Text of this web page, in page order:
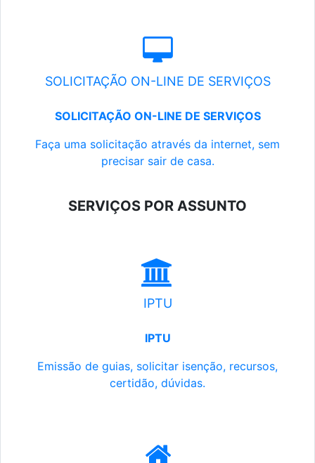
SOLICITAÇÃO ON-LINE DE SERVIÇOS
SOLICITAÇÃO ON-LINE DE SERVIÇOS
Faça uma solicitação através da internet, sem
precisar sair de casa.
SERVIÇOS POR ASSUNTO
IPTU
IPTU
Emissão de guias, solicitar isenção, recursos,
certidão, dúvidas.